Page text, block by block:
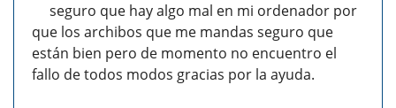
seguro que hay algo mal en mi ordenador por
que los archibos que me mandas seguro que
están bien pero de momento no encuentro el
fallo de todos modos gracias por la ayuda.